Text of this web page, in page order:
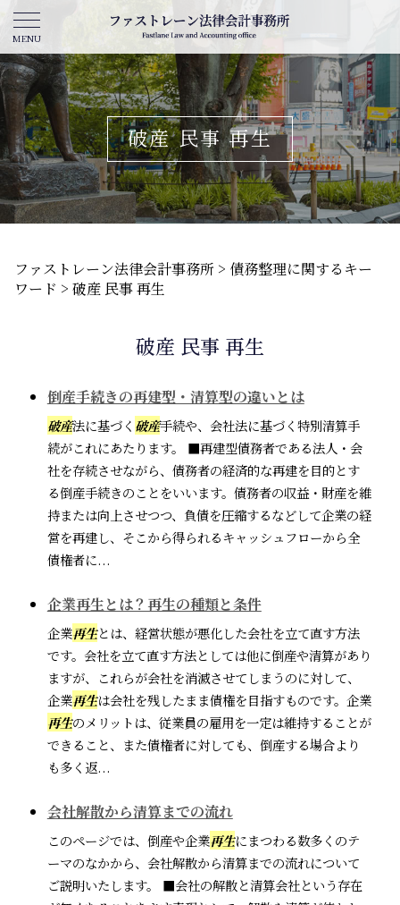
破産 民事 再生
ファストレーン法律会計事務所 > 債務整理に関するキー
ワード > 破産 民事 再生
破産 民事 再生
倒産手続きの再建型・清算型の違いとは
破産法に基づく 破産手続や、会社法に基づく特別清算手
続がこれにあたります。 ■再建型債務者である法人・会
社を存続させながら、債務者の経済的な再建を目的とす
る倒産手続きのことをいいます。債務者の収益・財産を維
持または向上させつつ、負債を圧縮するなどして企業の経
営を再建し、そこから得られるキャッシュフローから全
債権者に...
企業再生とは？再生の種類と条件
企業再生とは、経営状態が悪化した会社を立て直す方法
です。会社を立て直す方法としては他に倒産や清算があり
ますが、これらが会社を消滅させてしまうのに対して、
企業再生は会社を残したまま債権を目指すものです。企業
再生のメリットは、従業員の雇用を一定は維持することが
できること、また債権者に対しても、倒産する場合より
も多く返...
会社解散から清算までの流れ
このページでは、倒産や企業再生にまつわる数多くのテ
ーマのなかから、会社解散から清算までの流れについて
ご説明いたします。 ■会社の解散と清算会社という存在